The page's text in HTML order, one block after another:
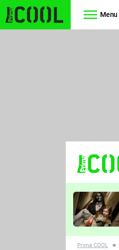
Menu
TŘESKU
FUTURAMA
Prima COOL ■